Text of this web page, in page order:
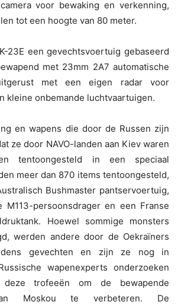
voor bewaking en verkenning,
tot een hoogte van 80 meter.
23E een gevechtsvoertuig gebaseerd
met 23mm 2A7 automatische
met een eigen radar voor
kleine onbemande luchtvaartuigen.
en wapens die door de Russen zijn
ze door NAVO-landen aan Kiev waren
tentoongesteld in een speciaal
meer dan 870 items tentoongesteld,
Bushmaster pantservoertuig,
M113-persoonsdrager en een Franse
Hoewel sommige monsters
werden andere door de Oekraïners
gevechten en zijn ze nog in
wapenexperts onderzoeken
trofeeën om de bewapende
Moskou te verbeteren. De